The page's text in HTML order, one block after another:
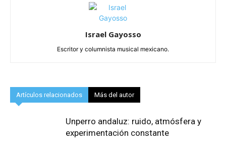
Israel Gayosso
Escritor y columnista musical mexicano.
Artículos relacionados Más del autor
Unperro andaluz: ruido, atmósfera y
experimentación constante